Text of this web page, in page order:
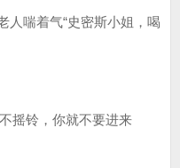
喘着气“史密斯小姐，喝
摇铃，你就不要进来